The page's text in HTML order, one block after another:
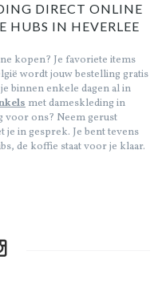
DIRECT ONLINE
HUBS IN HEVERLEE
kopen? Je favoriete items
wordt jouw bestelling gratis
binnen enkele dagen al in
met dameskleding in
voor ons? Neem gerust
je in gesprek. Je bent tevens
de koffie staat voor je klaar.